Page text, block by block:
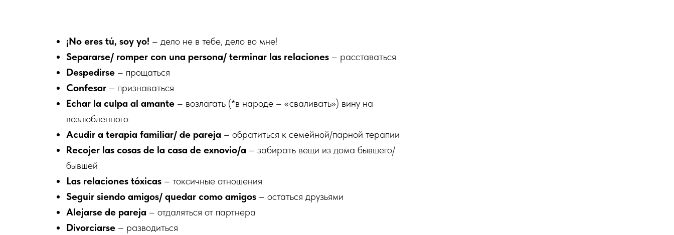
¡No eres tú, soy yo! – дело не в тебе, дело во мне!
Separarse/ romper con una persona/ terminar las relaciones – расставаться
Despedirse – прощаться
Confesar – признаваться
Echar la culpa al amante – возлагать (*в народе – «сваливать») вину на
возлюбленного
Acudir a terapia familiar/ de pareja – обратиться к семейной/парной терапии
Recojer las cosas de la casa de exnovio/a – забирать вещи из дома бывшего/
бывшей
Las relaciones tóxicas – токсичные отношения
Seguir siendo amigos/ quedar como amigos – остаться друзьями
Alejarse de pareja – отдаляться от партнера
Divorciarse – разводиться